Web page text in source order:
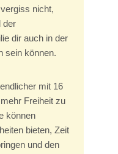
nicht,
der
dir auch in der
sein können.
mit 16
Freiheit zu
können
bieten, Zeit
und den